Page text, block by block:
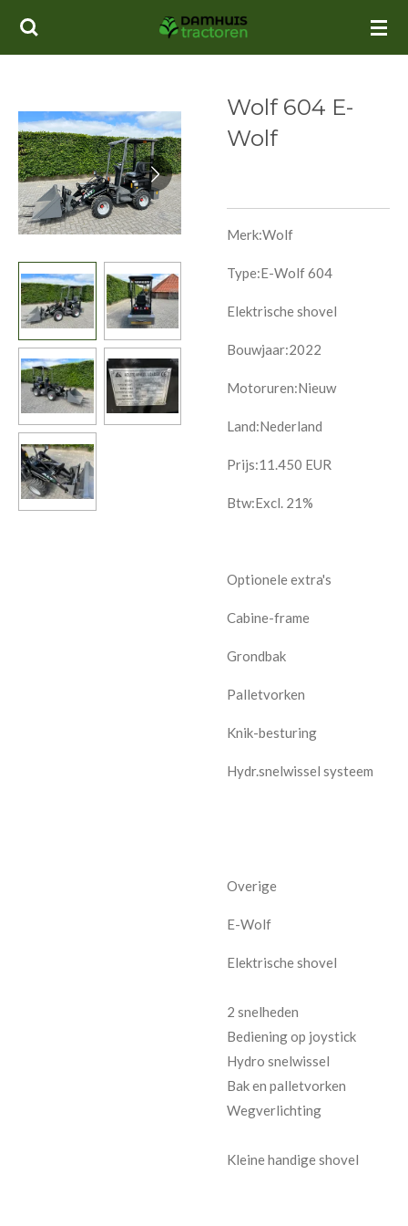
Ga
hoofdinhoud
Wolf 604 E-
Wolf
Merk:Wolf
Type:E-Wolf 604
Elektrische shovel
Bouwjaar:2022
Motoruren:Nieuw
Land:Nederland
Prijs:11.450 EUR
Btw:Excl. 21%
Optionele extra's
Cabine-frame
Grondbak
Palletvorken
Knik-besturing
Hydr.snelwissel systeem
Overige
E-Wolf
Elektrische shovel
2 snelheden
Bediening op joystick
Hydro snelwissel
Bak en palletvorken
Wegverlichting
Kleine handige shovel